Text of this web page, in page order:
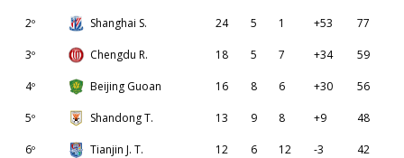
2º Shanghai S. 24 5 1 +53 77
3º Chengdu R. 18 5 7 +34 59
4º Beijing Guoan 16 8 6 +30 56
5º Shandong T. 13 9 8 +9 48
6º Tianjin J. T. 12 6 12 -3 42